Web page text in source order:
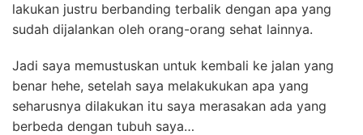
lakukan justru berbanding terbalik dengan apa yang
sudah dijalankan oleh orang-orang sehat lainnya.
Jadi saya memustuskan untuk kembali ke jalan yang
benar hehe, setelah saya melakukukan apa yang
seharusnya dilakukan itu saya merasakan ada yang
berbeda dengan tubuh saya…